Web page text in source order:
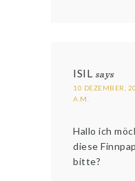
ISIL says
10 DEZEMBER,
A.M.
Hallo ich
diese
bitte?